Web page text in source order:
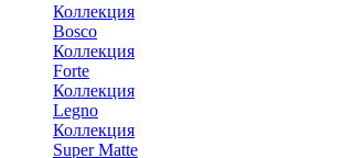
Коллекция
Bosco
Коллекция
Forte
Коллекция
Legno
Коллекция
Super Matte